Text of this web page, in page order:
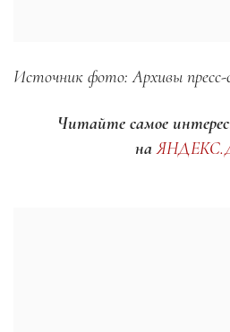
Источник фото: Архивы
Читайте самое
на